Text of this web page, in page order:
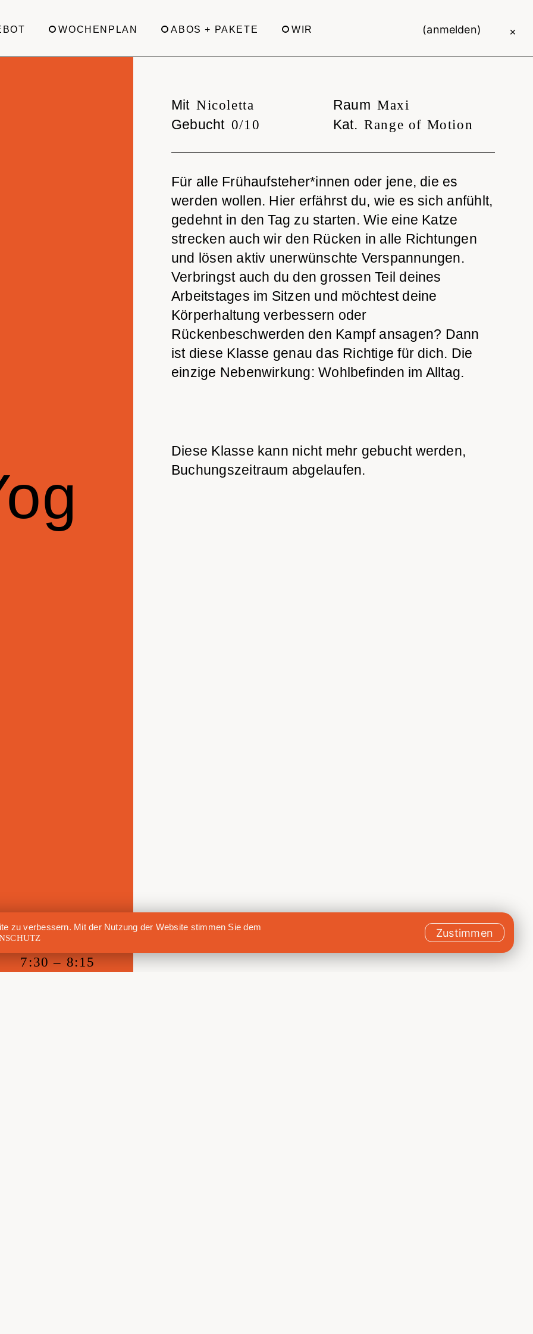
WOCHENPLAN ABOS + PAKETE WIR (anmelden) ×
7:30 – 8:15
Mit Nicoletta
Gebucht 0/10
Raum Maxi
Kat. Range of Motion
Für alle Frühaufsteher*innen oder jene, die es
werden wollen. Hier erfährst du, wie es sich anfühlt,
gedehnt in den Tag zu starten. Wie eine Katze
strecken auch wir den Rücken in alle Richtungen
und lösen aktiv unerwünschte Verspannungen.
Verbringst auch du den grossen Teil deines
Arbeitstages im Sitzen und möchtest deine
Körperhaltung verbessern oder
Rückenbeschwerden den Kampf ansagen? Dann
ist diese Klasse genau das Richtige für dich. Die
einzige Nebenwirkung: Wohlbefinden im Alltag.
Diese Klasse kann nicht mehr gebucht werden,
Buchungszeitraum abgelaufen.
zu verbessern. Mit der Nutzung der Website stimmen Sie dem
Zustimmen